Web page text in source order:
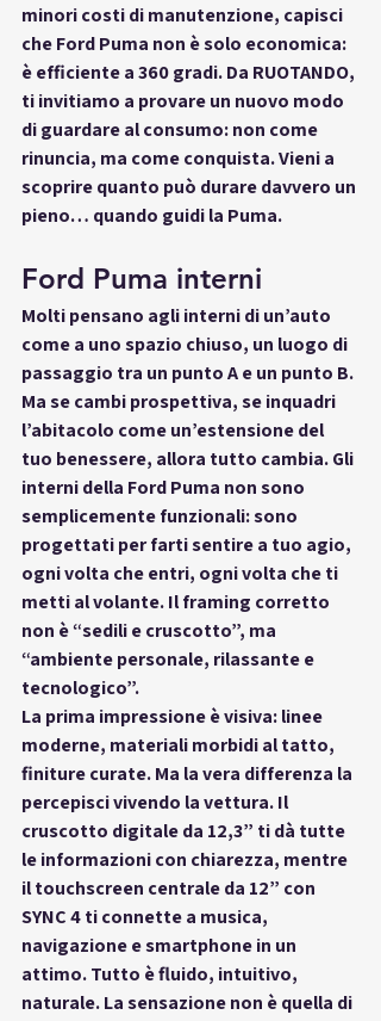
minori costi di manutenzione, capisci
che Ford Puma non è solo economica:
è efficiente a 360 gradi. Da RUOTANDO,
ti invitiamo a provare un nuovo modo
di guardare al consumo: non come
rinuncia, ma come conquista. Vieni a
scoprire quanto può durare davvero un
pieno… quando guidi la Puma.
Ford Puma interni
Molti pensano agli interni di un’auto
come a uno spazio chiuso, un luogo di
passaggio tra un punto A e un punto B.
Ma se cambi prospettiva, se inquadri
l’abitacolo come un’estensione del
tuo benessere, allora tutto cambia. Gli
interni della Ford Puma non sono
semplicemente funzionali: sono
progettati per farti sentire a tuo agio,
ogni volta che entri, ogni volta che ti
metti al volante. Il framing corretto
non è “sedili e cruscotto”, ma
“ambiente personale, rilassante e
tecnologico”.
La prima impressione è visiva: linee
moderne, materiali morbidi al tatto,
finiture curate. Ma la vera differenza la
percepisci vivendo la vettura. Il
cruscotto digitale da 12,3” ti dà tutte
le informazioni con chiarezza, mentre
il touchscreen centrale da 12” con
SYNC 4 ti connette a musica,
navigazione e smartphone in un
attimo. Tutto è fluido, intuitivo,
naturale. La sensazione non è quella di